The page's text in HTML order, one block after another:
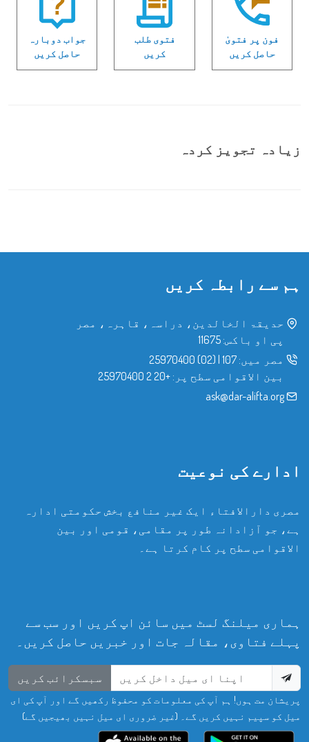
فون پر فتویٰ
حاصل کریں
فتوی طلب
کریں
جواب دوبارہ
حاصل کریں
زیادہ تجویز کردہ
ہم سے رابطہ کریں
حدیقۃ الخالدین، دراسہ، قاہرہ، مصر
پی او باکس: 11675
مصر میں: 107
|
(02) 25970400
بین الاقوامی سطح پر: +20 2 25970400
ask@dar-alifta.org
ادارے کی نوعیت
مصری دارالافتاء ایک غیر منافع بخش حکومتی ادارہ
ہے، جو آزادانہ طور پر مقامی، قومی اور بین
الاقوامی سطح پر کام کرتا ہے۔
ہماری میلنگ لسٹ میں سائن اپ کریں اور سب سے
پہلے فتاوی، مقالہ جات اور خبریں حاصل کریں۔
سبسکرائب کریں
پریشان مت ہوں! ہم آپ کی معلومات کو محفوظ رکھیں گے اور آپ کی ای
میل کو سپیم نہیں کریں گے۔ (غیر ضروری ای میل نہیں بھیجیں گے)